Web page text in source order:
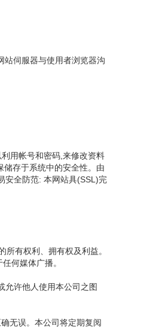
站伺服器与使用者浏览器沟
用帐号和密码,来修改资料
存于系统中的安全性。由
安全防范: 本网站具(SSL)完
有权利、拥有权及利益。
何媒体广播。
允许他人使用本公司之图
无误。本公司将定期复阅